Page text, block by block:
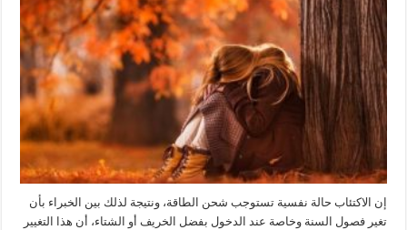
إن الاكتئاب حالة نفسية تستوجب شحن الطاقة، ونتيجة لذلك بين الخبراء بأن
تغير فصول السنة وخاصة عند الدخول بفضل الخريف أو الشتاء، أن هذا التغيير